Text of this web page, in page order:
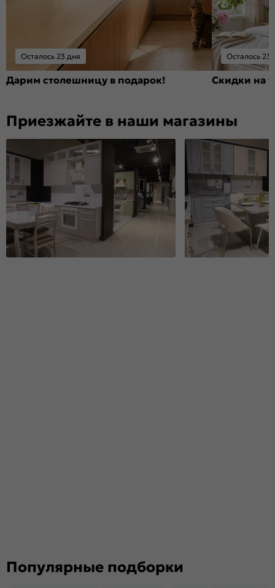
Осталось 23 дня
Дарим столешницу в подарок!
Осталось 23
Скидки на
Приезжайте в наши магазины
Популярные подборки